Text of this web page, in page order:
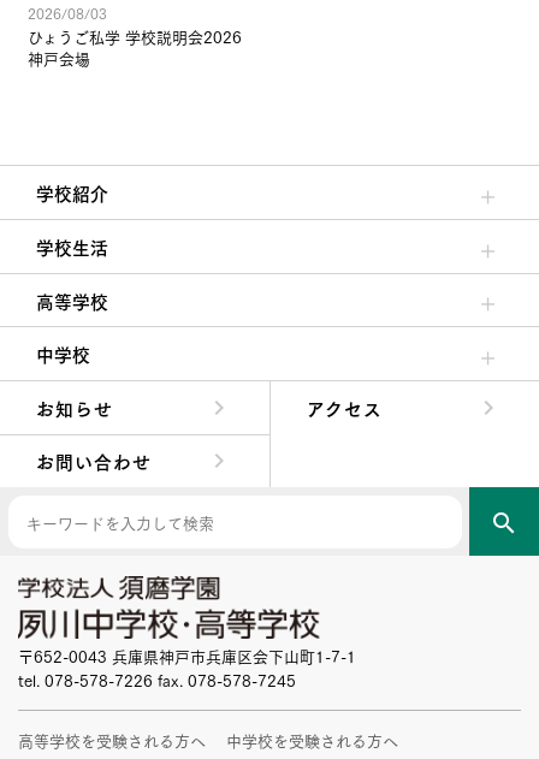
2026/08/03
ひょうご私学 学校説明会2026
神戸会場
学校紹介
理事長/学園長メッセージ
安心して任せられる学校
沿革
施設・設備
大学合格実績
学校生活
クラブ活動・生徒会活動
夙川ブログ
制服紹介
夙川カレンダー
高等学校
高校校長からの挨拶
高校の教育方針／特色
特進コース／進学コース
年間行事
先輩たちの声・生徒たちの声
中学校
中学校長からの挨拶
中学校の教育方針／特色
Aコース／Bコース
年間行事
先輩たちの声・生徒たちの声
お知らせ
アクセス
お問い合わせ
search
〒652-0043 兵庫県神戸市兵庫区会下山町1-7-1
tel. 078-578-7226 fax. 078-578-7245
高等学校を受験される方へ 中学校を受験される方へ